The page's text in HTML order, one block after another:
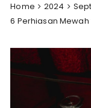
Home 2024
6 Perhiasan